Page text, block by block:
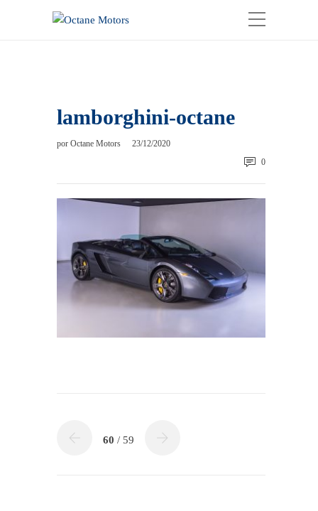
lamborghini-octane
por Octane Motors
23/12/2020
0
60 / 59